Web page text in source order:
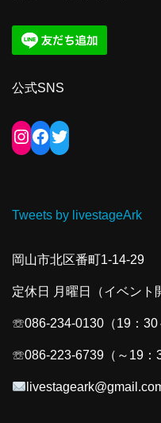
公式SNS
Tweets by livestageArk
岡山市北区番町1-14-29
定休日 月曜日（イベント
☏086-234-0130（19：30
☏086-223-6739（～19：